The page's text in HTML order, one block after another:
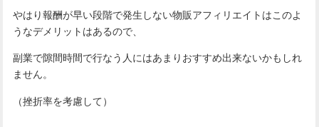
やはり報酬が早い段階で発生しない物販アフィリエイトはこのよ
うなデメリットはあるので、
副業で隙間時間で行なう人にはあまりおすすめ出来ないかもしれ
ません。
（挫折率を考慮して）